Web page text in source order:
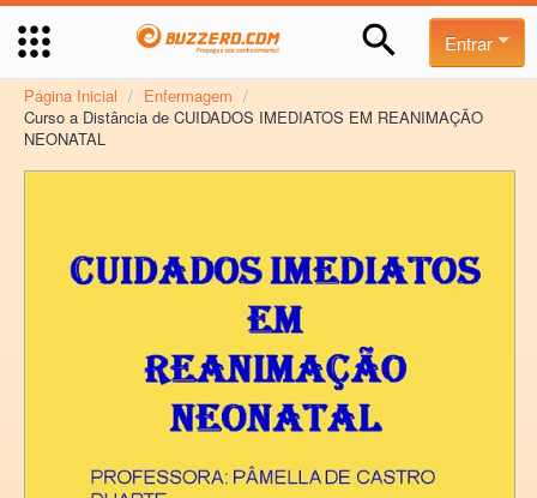
Entrar
Página Inicial / Enfermagem /
Curso a Distância de CUIDADOS IMEDIATOS EM REANIMAÇÃO
NEONATAL